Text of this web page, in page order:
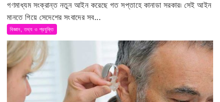
গণমাধ্যম সংক্রান্ত নতুন আইন করেছে গত সপ্তাহে কানাডা সরকার৷ সেই আইন
মানতে গিয়ে সেদেশের সংবাদের সব...
বিজ্ঞান, তথ্য ও প্রযুক্তি